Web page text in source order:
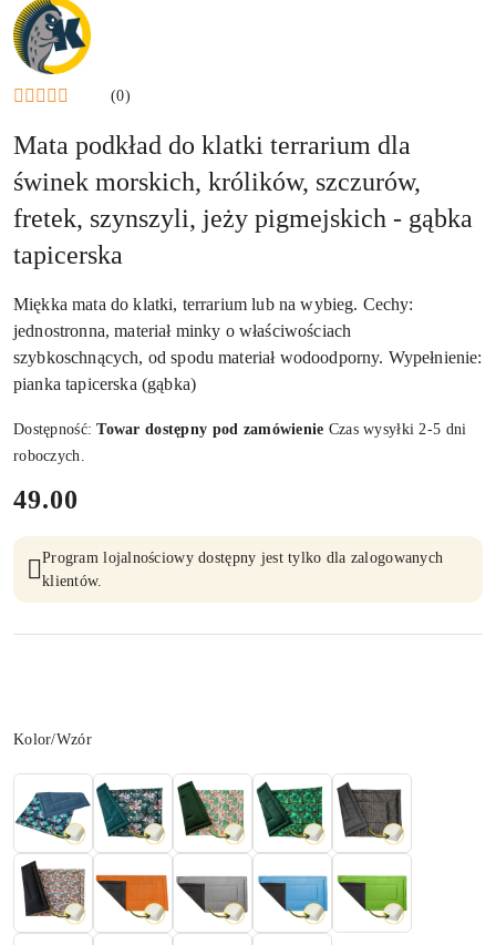
PRODUCENTA:
KRAINA
TUPTUSIA
(0)
Mata podkład do klatki terrarium dla
świnek morskich, królików, szczurów,
fretek, szynszyli, jeży pigmejskich - gąbka
tapicerska
Miękka mata do klatki, terrarium lub na wybieg. Cechy:
jednostronna, materiał minky o właściwościach
szybkoschnących, od spodu materiał wodoodporny. Wypełnienie:
pianka tapicerska (gąbka)
Dostępność:Towar dostępny pod zamówienie Czas wysyłki 2-5 dni
roboczych.
cena:
49.00
Program lojalnościowy dostępny jest tylko dla zalogowanych
klientów.
Wariant
Kolor/Wzór